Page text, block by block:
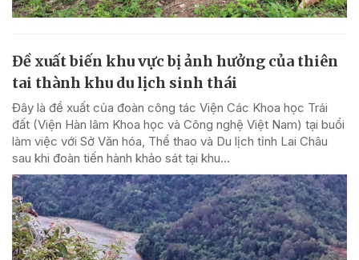
Đề xuất biến khu vực bị ảnh hưởng của thiên
tai thành khu du lịch sinh thái
Đây là đề xuất của đoàn công tác Viện Các Khoa học Trái
đất (Viện Hàn lâm Khoa học và Công nghệ Việt Nam) tại buổi
làm việc với Sở Văn hóa, Thể thao và Du lịch tỉnh Lai Châu
sau khi đoàn tiến hành khảo sát tại khu...